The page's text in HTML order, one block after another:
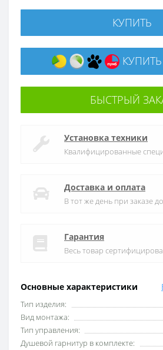
Основные характеристики
Тип изделия:
Вид монтажа:
Тип управления:
Душевой гарнитур в комплекте:
КУПИТЬ
БЫСТРЫЙ
Установка техники
Квалифицированные
Доставка и оплата
В тот же день при заказе
Гарантия
Весь товар